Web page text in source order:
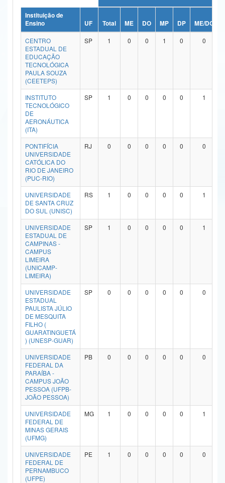
Ministério da Ciência, Tecnologia, Inovações e Comunicações
Ministério do Meio Ambiente
Ministério do Turismo
Ministério do Desenvolvimento Regional
Ministério da Mulher, da Família e dos Direitos Humanos
Secretaria-Geral
Secretaria de Governo
Gabinete de Segurança Institucional
Advocacia-Geral da União
Banco Central do Brasil
Instituição de
Ensino
UF Total ME DO MP DP ME/DO
CENTRO
ESTADUAL DE
EDUCAÇÃO
TECNOLÓGICA
PAULA SOUZA
(CEETEPS)
SP 1 0 0 1 0 0
INSTITUTO
TECNOLÓGICO
DE
AERONÁUTICA
(ITA)
SP 1 0 0 0 0 1
PONTIFÍCIA
UNIVERSIDADE
CATÓLICA DO
RIO DE JANEIRO
(PUC-RIO)
RJ 0 0 0 0 0 0
UNIVERSIDADE
DE SANTA CRUZ
DO SUL (UNISC)
RS 1 0 0 0 0 1
UNIVERSIDADE
ESTADUAL DE
CAMPINAS -
CAMPUS
LIMEIRA
(UNICAMP-
LIMEIRA)
SP 1 0 0 0 0 1
UNIVERSIDADE
ESTADUAL
PAULISTA JÚLIO
DE MESQUITA
FILHO (
GUARATINGUETÁ
) (UNESP-GUAR)
SP 0 0 0 0 0 0
UNIVERSIDADE
FEDERAL DA
PARAÍBA -
CAMPUS JOÃO
PESSOA (UFPB-
JOÃO PESSOA)
PB 0 0 0 0 0 0
UNIVERSIDADE
FEDERAL DE
MINAS GERAIS
(UFMG)
MG 1 0 0 0 0 1
UNIVERSIDADE
FEDERAL DE
PERNAMBUCO
(UFPE)
PE 1 0 0 0 0 0